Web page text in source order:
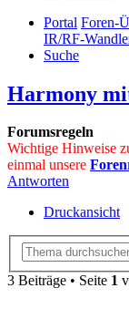
Portal Foren-
IR/RF-
Suche
Harmony
Forumsregeln
Wichtige Hinweise
einmal unsere
Antworten
Druckansicht
3 Beiträge • Seite 1